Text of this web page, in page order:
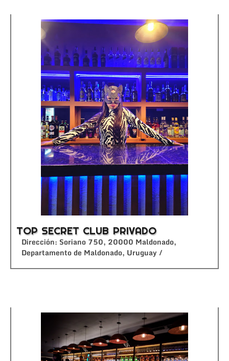
TOP SECRET CLUB PRIVADO
Dirección: Soriano 750, 20000 Maldonado,
Departamento de Maldonado, Uruguay /